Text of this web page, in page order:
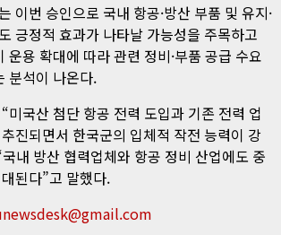
이번 승인으로 국내 항공·방산 부품 및 유지·
긍정적 효과가 나타날 가능성을 주목하고
운용 확대에 따라 관련 정비·부품 공급 수요
분석이 나온다.
미국산 첨단 항공 전력 도입과 기존 전력 업
진되면서 한국군의 입체적 작전 능력이 강
내 방산 협력업체와 항공 정비 산업에도 중
된다”고 말했다.